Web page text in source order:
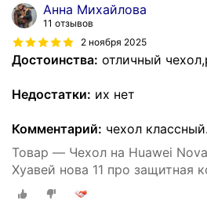
Анна Михайлова
11 отзывов
2 ноября 2025
Достоинства: отличный
Недостатки: их нет
Комментарий: чехол классный.
Товар — Чехол на Huawei
Хуавей нова 11 про защитная
магнитом (зеленый)